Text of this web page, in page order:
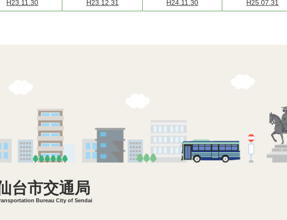
H23.11.30 H23.12.31 H24.11.30 H25.07.31
台市交通局
Bureau City of Sendai